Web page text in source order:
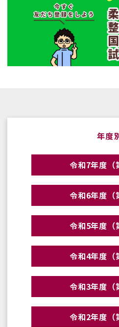
年度
令和7年度（
令和6年度（
令和5年度（
令和4年度（
令和3年度（
令和2年度（